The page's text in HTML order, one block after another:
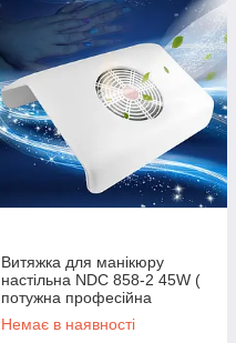
Витяжка для манікюру
настільна NDC 858-2 45W (
потужна професійна
манікюрна витяжка
манікюрний пилосос )
Немає в наявності